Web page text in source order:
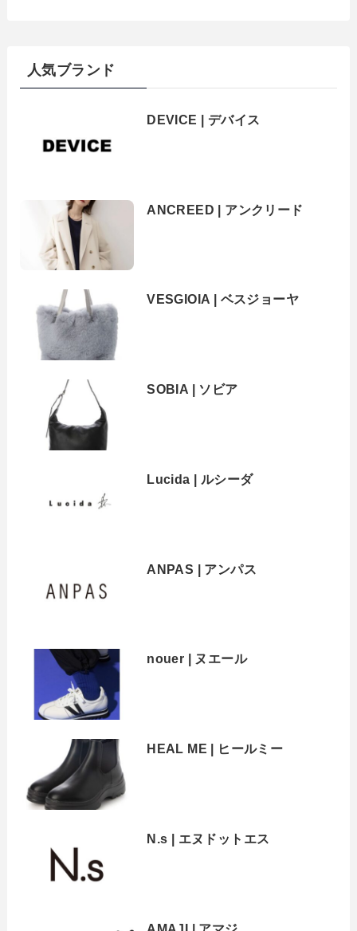
人気ブランド
DEVICE | デバイス
ANCREED | アンクリード
VESGIOIA | ベスジョーヤ
SOBIA | ソビア
Lucida | ルシーダ
ANPAS | アンパス
nouer | ヌエール
HEAL ME | ヒールミー
N.s | エヌドットエス